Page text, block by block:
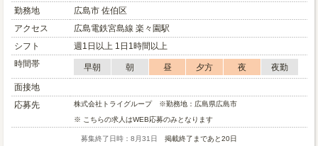
勤務地
広島市 佐伯区
アクセス
広島電鉄宮島線 楽々園駅
シフト
週1日以上 1日1時間以上
時間帯
早朝 朝 昼 夕方 夜
夜勤
面接地
応募先
株式会社トライグループ ※勤務地：広島県広島市
※ こちらの求人はWEB応募のみとなります
募集終了日時：8月31日 掲載終了まであと20日